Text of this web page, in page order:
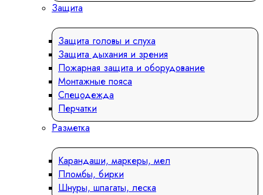
Защита
Защита головы и слуха
Защита дыхания и зрения
Пожарная защита и оборудование
Монтажные пояса
Спецодежда
Перчатки
Разметка
Карандаши, маркеры, мел
Пломбы, бирки
Шнуры, шпагаты, леска